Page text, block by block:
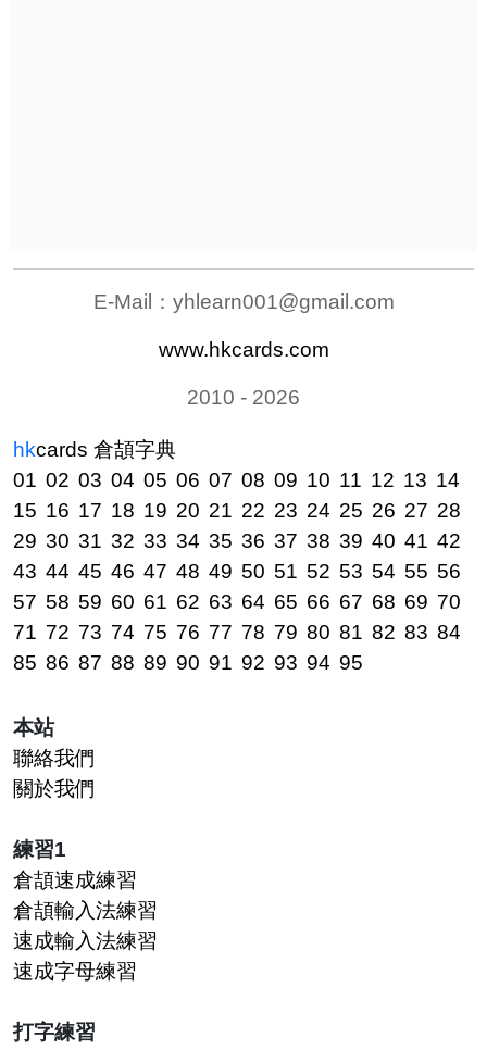
E-Mail： yhlearn001@gmail.com
www.hkcards.com
2010 - 2026
hkcards 倉頡字典
01 02 03 04 05 06 07 08 09 10 11 12 13 14
15 16 17 18 19 20 21 22 23 24 25 26 27 28
29 30 31 32 33 34 35 36 37 38 39 40 41 42
43 44 45 46 47 48 49 50 51 52 53 54 55 56
57 58 59 60 61 62 63 64 65 66 67 68 69 70
71 72 73 74 75 76 77 78 79 80 81 82 83 84
85 86 87 88 89 90 91 92 93 94 95
本站
聯絡我們
關於我們
練習1
倉頡速成練習
倉頡輸入法練習
速成輸入法練習
速成字母練習
打字練習